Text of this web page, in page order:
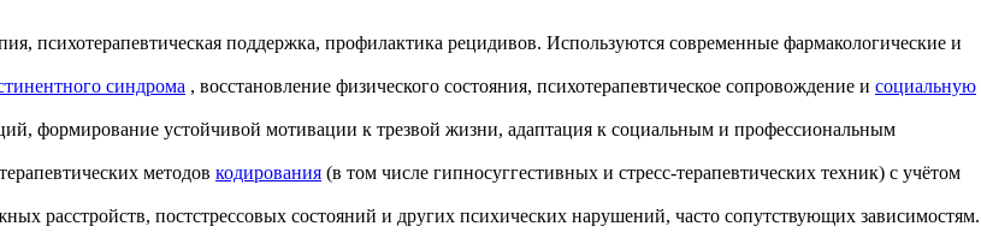
психотерапевтическая поддержка, профилактика рецидивов. Используются современные фармакологические и
синдрома , восстановление физического состояния, психотерапевтическое сопровождение и социальную
формирование устойчивой мотивации к трезвой жизни, адаптация к социальным и профессиональным
методов кодирования (в том числе гипносуггестивных и стресс-терапевтических техник) с учётом
расстройств, постстрессовых состояний и других психических нарушений, часто сопутствующих зависимостям.